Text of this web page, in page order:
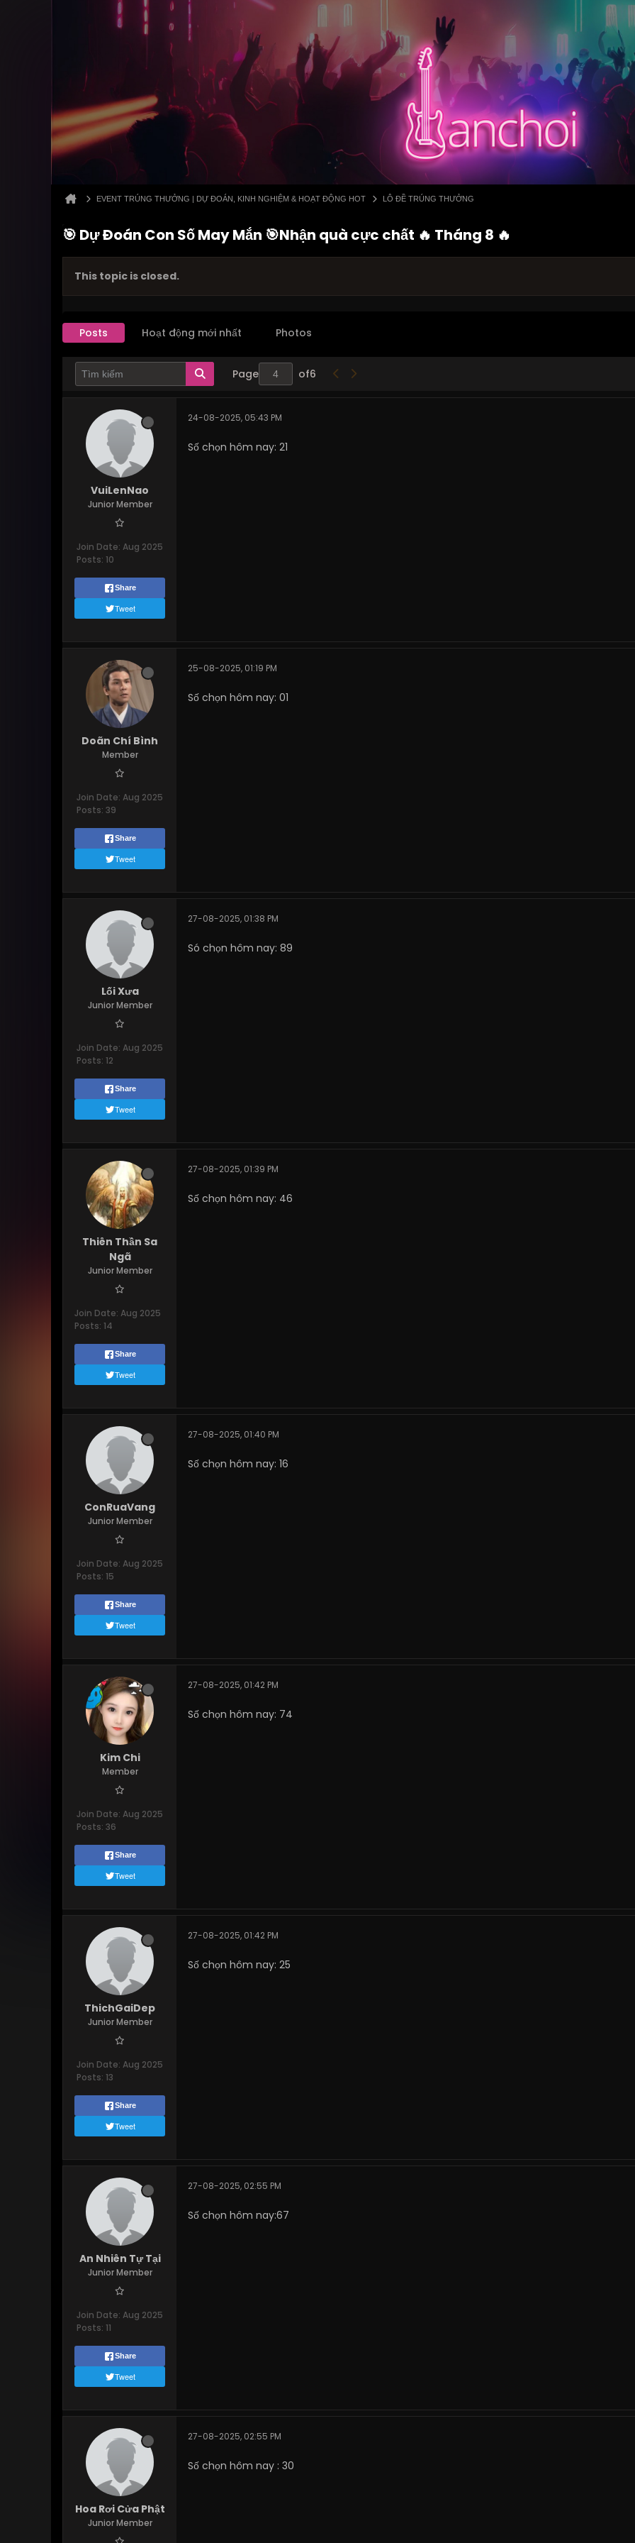
EVENT TRÚNG THƯỞNG | DỰ ĐOÁN, KINH NGHIỆM & HOẠT ĐỘNG HOT LÔ ĐỀ TRÚNG THƯỞNG
🎯 Dự Đoán Con Số May Mắn 🎯Nhận quà cực chất 🔥 Tháng 8 🔥
This topic is closed.
Posts Hoạt động mới nhất Photos
Page of6
VuiLenNao
Junior Member
Join Date: Aug 2025
Posts: 10
Share
Tweet
24-08-2025, 05:43 PM
Số chọn hôm nay: 21
Doãn Chí Bình
Member
Join Date: Aug 2025
Posts: 39
Share
Tweet
25-08-2025, 01:19 PM
Số chọn hôm nay: 01
Lối Xưa
Junior Member
Join Date: Aug 2025
Posts: 12
Share
Tweet
27-08-2025, 01:38 PM
Só chọn hôm nay: 89
Thiên Thần Sa
Ngã
Junior Member
Join Date: Aug 2025
Posts: 14
Share
Tweet
27-08-2025, 01:39 PM
Số chọn hôm nay: 46
ConRuaVang
Junior Member
Join Date: Aug 2025
Posts: 15
Share
Tweet
27-08-2025, 01:40 PM
Số chọn hôm nay: 16
Kim Chi
Member
Join Date: Aug 2025
Posts: 36
Share
Tweet
27-08-2025, 01:42 PM
Số chọn hôm nay: 74
ThichGaiDep
Junior Member
Join Date: Aug 2025
Posts: 13
Share
Tweet
27-08-2025, 01:42 PM
Số chọn hôm nay: 25
An Nhiên Tự Tại
Junior Member
Join Date: Aug 2025
Posts: 11
Share
Tweet
27-08-2025, 02:55 PM
Số chọn hôm nay:67
Hoa Rơi Cửa Phật
Junior Member
27-08-2025, 02:55 PM
Số chọn hôm nay : 30